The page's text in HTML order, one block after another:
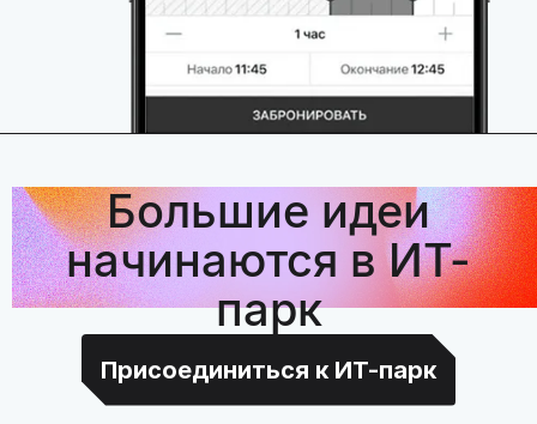
Большие идеи
начинаются в ИТ-
парк
Присоединиться к ИТ-парк